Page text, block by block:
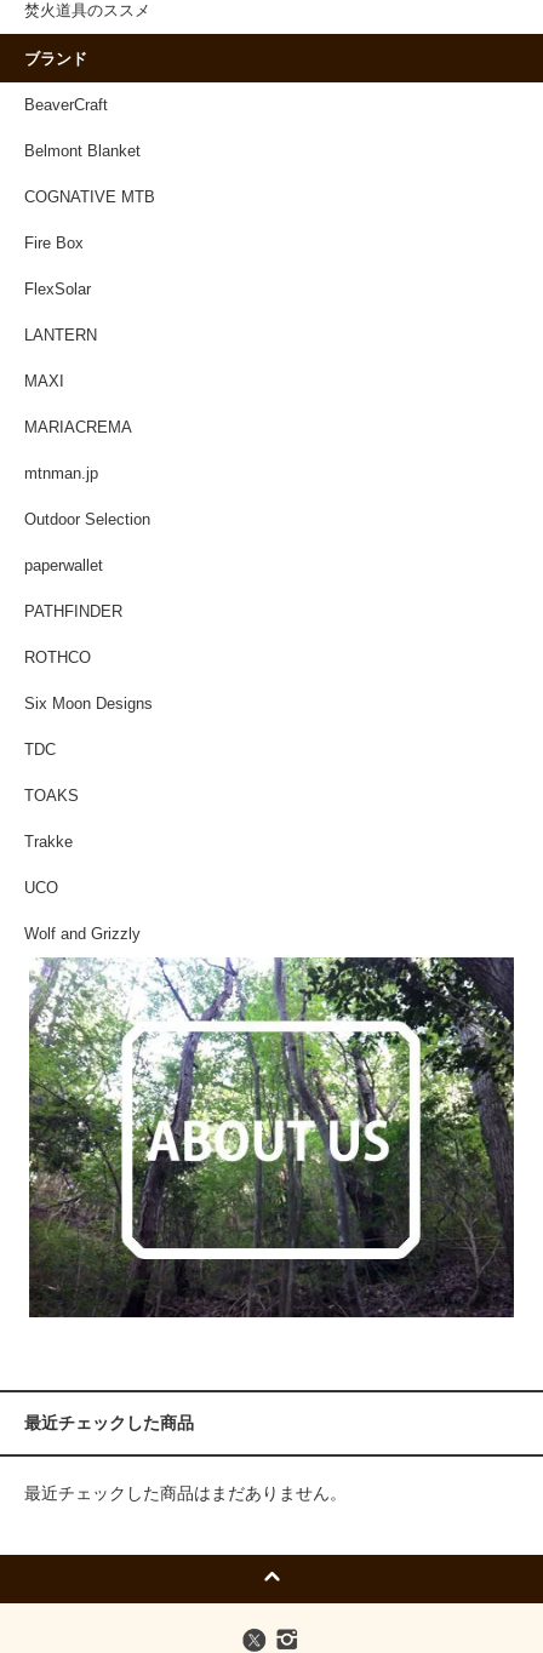
焚火道具のススメ
ブランド
BeaverCraft
Belmont Blanket
COGNATIVE MTB
Fire Box
FlexSolar
LANTERN
MAXI
MARIACREMA
mtnman.jp
Outdoor Selection
paperwallet
PATHFINDER
ROTHCO
Six Moon Designs
TDC
TOAKS
Trakke
UCO
Wolf and Grizzly
最近チェックした商品
最近チェックした商品はまだありません。